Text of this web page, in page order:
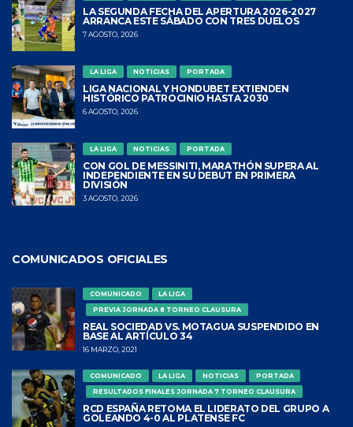
LA SEGUNDA FECHA DEL APERTURA 2026-2027
ARRANCA ESTE SÁBADO CON TRES DUELOS
7 AGOSTO, 2026
LA LIGA NOTICIAS PORTADA
LIGA NACIONAL Y HONDUBET EXTIENDEN
HISTÓRICO PATROCINIO HASTA 2030
6 AGOSTO, 2026
LA LIGA NOTICIAS PORTADA
CON GOL DE MESSINITI, MARATHÓN SUPERA AL
INDEPENDIENTE EN SU DEBUT EN PRIMERA
DIVISIÓN
3 AGOSTO, 2026
COMUNICADOS OFICIALES
COMUNICADO
LA LIGA
PREVIA JORNADA 8 TORNEO CLAUSURA
REAL SOCIEDAD VS. MOTAGUA SUSPENDIDO EN
BASE AL ARTÍCULO 34
16 MARZO, 2021
COMUNICADO LA LIGA NOTICIAS
PORTADA
RESULTADOS FINALES JORNADA 7 TORNEO CLAUSURA
RCD ESPAÑA RETOMA EL LIDERATO DEL GRUPO A
GOLEANDO 4-0 AL PLATENSE FC